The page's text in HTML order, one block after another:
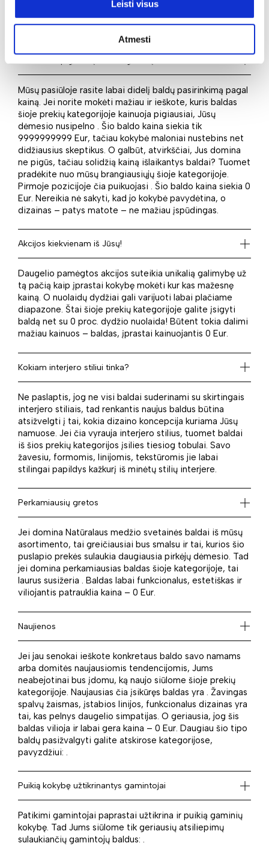
Leisti visus
Atmesti
rasite šiame puslapyje. Taigi identifikuokite savo
el. parduotuvėje.
Mūsų pasiūloje rasite labai didelį baldų pasirinkimą pagal
kainą. Jei norite mokėti mažiau ir ieškote, kuris baldas
šioje prekių kategorijoje kainuoja pigiausiai, Jūsų
dėmesio nusipelno . Šio baldo kaina siekia tik
9999999999 Eur, tačiau kokybė maloniai nustebins net
didžiausius skeptikus. O galbūt, atvirkščiai, Jus domina
ne pigūs, tačiau solidžią kainą išlaikantys baldai? Tuomet
pradėkite nuo mūsų brangiausiųjų šioje kategorijoje.
Pirmoje pozicijoje čia puikuojasi . Šio baldo kaina siekia 0
Eur. Nereikia nė sakyti, kad jo kokybė pavydėtina, o
dizainas – patys matote – ne mažiau įspūdingas.
Akcijos kiekvienam iš Jūsų!
Daugelio pamėgtos akcijos suteikia unikalią galimybę už
tą pačią kaip įprastai kokybę mokėti kur kas mažesnę
kainą. O nuolaidų dydžiai gali varijuoti labai plačiame
diapazone. Štai šioje prekių kategorijoje galite įsigyti
baldą net su 0 proc. dydžio nuolaida! Būtent tokia dalimi
mažiau kainuos – baldas, įprastai kainuojantis 0 Eur.
Kokiam interjero stiliui tinka?
Ne paslaptis, jog ne visi baldai suderinami su skirtingais
interjero stiliais, tad renkantis naujus baldus būtina
atsižvelgti į tai, kokia dizaino koncepcija kuriama Jūsų
namuose. Jei čia vyrauja interjero stilius, tuomet baldai
iš šios prekių kategorijos įsilies tiesiog tobulai. Savo
žavesiu, formomis, linijomis, tekstūromis jie labai
stilingai papildys kažkurį iš minėtų stilių interjere.
Perkamiausių gretos
Jei domina Natūralaus medžio svetainės baldai iš mūsų
asortimento, tai greičiausiai bus smalsu ir tai, kurios šio
puslapio prekės sulaukia daugiausia pirkėjų dėmesio. Tad
jei domina perkamiausias baldas šioje kategorijoje, tai
laurus susižeria . Baldas labai funkcionalus, estetiškas ir
viliojantis patrauklia kaina – 0 Eur.
Naujienos
Jei jau senokai ieškote konkretaus baldo savo namams
arba domitės naujausiomis tendencijomis, Jums
neabejotinai bus įdomu, ką naujo siūlome šioje prekių
kategorijoje. Naujausias čia įsikūręs baldas yra . Žavingas
spalvų žaismas, įstabios linijos, funkcionalus dizainas yra
tai, kas pelnys daugelio simpatijas. O geriausia, jog šis
baldas vilioja ir labai gera kaina – 0 Eur. Daugiau šio tipo
baldų pasižvalgyti galite atskirose kategorijose,
pavyzdžiui: .
Puikią kokybę užtikrinantys gamintojai
Patikimi gamintojai paprastai užtikrina ir puikią gaminių
kokybę. Tad Jums siūlome tik geriausių atsiliepimų
sulaukiančių gamintojų baldus: .